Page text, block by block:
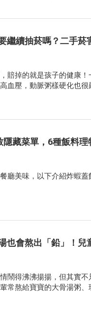
繼續抽菸嗎？二手菸
賠掉的就是孩子的健康
血壓，動脈粥樣硬化也
隱藏菜單，6種飯料理
廳美味，以下介紹炸蝦蓋
也會熬出「鉛」！兒
鬧得沸沸揚揚，但其實
常熬給寶寶的大骨湯粥、